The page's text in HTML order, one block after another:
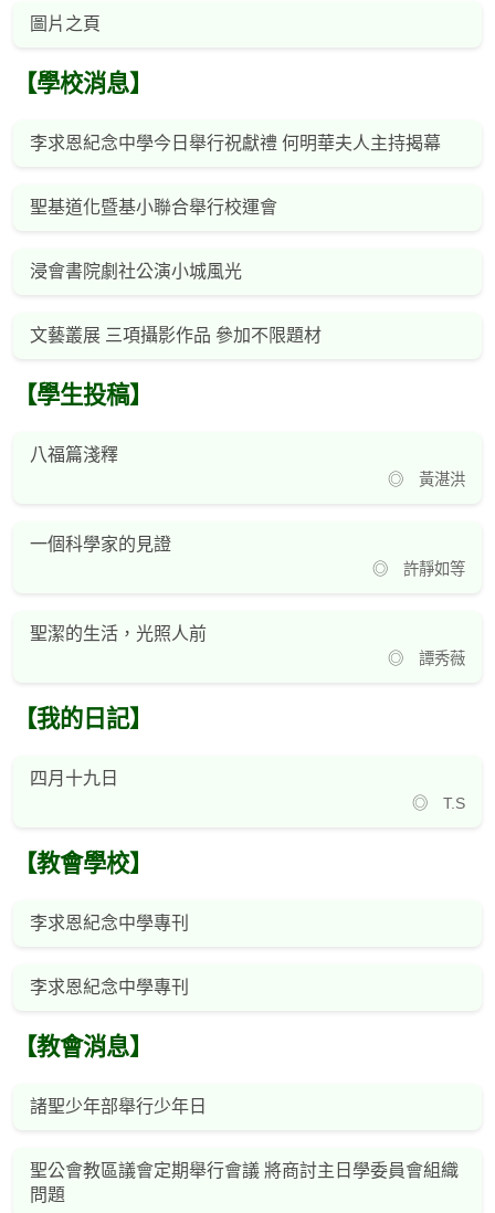
圖片之頁
【學校消息】
李求恩紀念中學今日舉行祝獻禮 何明華夫人主持揭幕
聖基道化暨基小聯合舉行校運會
浸會書院劇社公演小城風光
文藝叢展 三項攝影作品 參加不限題材
【學生投稿】
八福篇淺釋
◎ 黃湛洪
一個科學家的見證
◎ 許靜如等
聖潔的生活，光照人前
◎ 譚秀薇
【我的日記】
四月十九日
◎ T.S
【教會學校】
李求恩紀念中學專刊
李求恩紀念中學專刊
【教會消息】
諸聖少年部舉行少年日
聖公會教區議會定期舉行會議 將商討主日學委員會組織
問題